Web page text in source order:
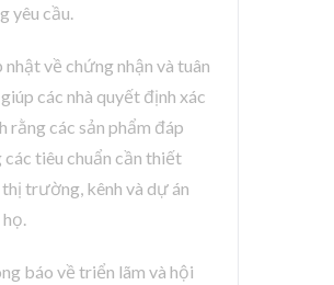
yêu cầu.
nhật về chứng nhận và tuân
các nhà quyết định xác
rằng các sản phẩm đáp
các tiêu chuẩn cần thiết
thị trường, kênh và dự án
báo về triển lãm và hội